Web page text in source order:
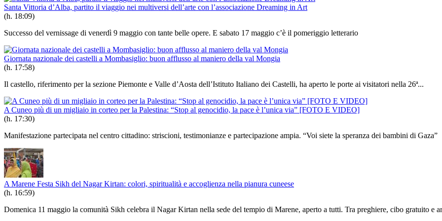
Santa Vittoria d’Alba, partito il viaggio nei multiversi dell’arte con l’associazione Dreaming in Art
(h. 18:09)
Successo del vernissage di venerdì 9 maggio con tante belle opere. E sabato 17 maggio c’è il pomeriggio letterario
Giornata nazionale dei castelli a Mombasiglio: buon afflusso al maniero della val Mongia
(h. 17:58)
Il castello, riferimento per la sezione Piemonte e Valle d’Aosta dell’Istituto Italiano dei Castelli, ha aperto le porte ai visitatori nella 26ª...
A Cuneo più di un migliaio in corteo per la Palestina: “Stop al genocidio, la pace è l’unica via” [FOTO E VIDEO]
(h. 17:30)
Manifestazione partecipata nel centro cittadino: striscioni, testimonianze e partecipazione ampia. “Voi siete la speranza dei bambini di Gaza”
A Marene Festa Sikh del Nagar Kirtan: colori, spiritualità e accoglienza nella pianura cuneese
(h. 16:59)
Domenica 11 maggio la comunità Sikh celebra il Nagar Kirtan nella sede del tempio di Marene, aperto a tutti. Tra preghiere, cibo gratuito e